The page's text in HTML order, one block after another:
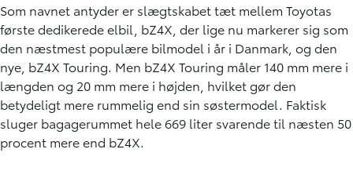
Som navnet antyder er slægtskabet tæt mellem Toyotas
første dedikerede elbil, bZ4X, der lige nu markerer sig som
den næstmest populære bilmodel i år i Danmark, og den
nye, bZ4X Touring. Men bZ4X Touring måler 140 mm mere i
længden og 20 mm mere i højden, hvilket gør den
betydeligt mere rummelig end sin søstermodel. Faktisk
sluger bagagerummet hele 669 liter svarende til næsten 50
procent mere end bZ4X.